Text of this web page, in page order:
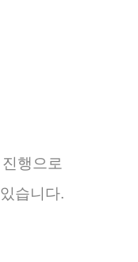
진행으로
있습니다.